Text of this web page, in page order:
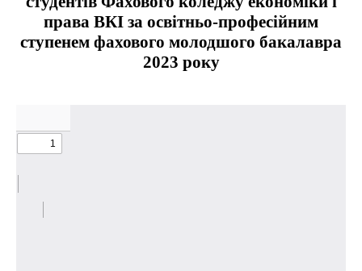
права ВКІ за освітньо-професійним
ступенем фахового молодшого бакалавра
2023 року